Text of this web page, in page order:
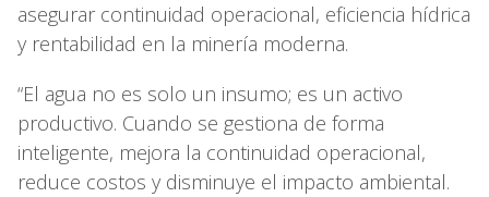
asegurar continuidad operacional, eficiencia hídrica
y rentabilidad en la minería moderna.
“El agua no es solo un insumo; es un activo
productivo. Cuando se gestiona de forma
inteligente, mejora la continuidad operacional,
reduce costos y disminuye el impacto ambiental.